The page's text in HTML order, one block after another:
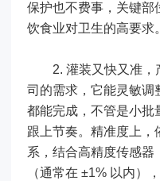
保护也不费事，关键部
饮食业对卫生的高要求。
2. 灌装又快又准，
司的需求，它能灵敏调
都能完成，不管是小批
跟上节奏。精准度上，
系，结合高精度传感器
（通常在 ±1% 以内）